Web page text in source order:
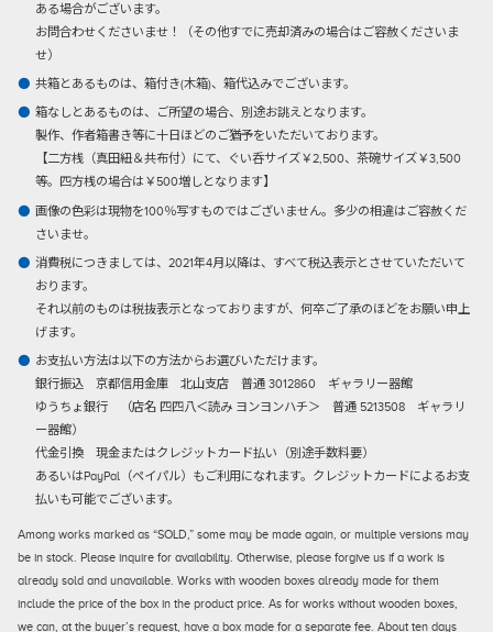
ある場合がございます。
お問合わせくださいませ！（その他すでに売却済みの場合はご容赦くださいま
せ）
共箱とあるものは、箱付き(木箱)、箱代込みでございます。
箱なしとあるものは、ご所望の場合、別途お誂えとなります。
製作、作者箱書き等に十日ほどのご猶予をいただいております。
【二方桟（真田紐＆共布付）にて、ぐい呑サイズ￥2,500、茶碗サイズ￥3,500
等。四方桟の場合は￥500増しとなります】
画像の色彩は現物を100％写すものではございません。多少の相違はご容赦くだ
さいませ。
消費税につきましては、2021年4月以降は、すべて税込表示とさせていただいて
おります。
それ以前のものは税抜表示となっておりますが、何卒ご了承のほどをお願い申上
げます。
お支払い方法は以下の方法からお選びいただけます。
銀行振込京都信用金庫 北山支店 普通 3012860 ギャラリー器館
ゆうちょ銀行 （店名 四四八＜読み ヨンヨンハチ＞ 普通 5213508 ギャラリ
ー器館）
代金引換現金またはクレジットカード払い（別途手数料要）
あるいはPayPal（ペイパル）もご利用になれます。クレジットカードによるお支
払いも可能でございます。
Among works marked as “SOLD,” some may be made again, or multiple versions may
be in stock. Please inquire for availability. Otherwise, please forgive us if a work is
already sold and unavailable. Works with wooden boxes already made for them
include the price of the box in the product price. As for works without wooden boxes,
we can, at the buyer’s request, have a box made for a separate fee. About ten days